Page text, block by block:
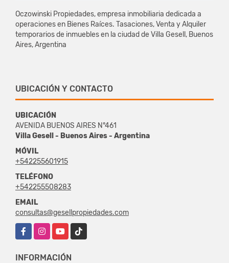
Oczowinski Propiedades, empresa inmobiliaria dedicada a
operaciones en Bienes Raíces. Tasaciones, Venta y Alquiler
temporarios de inmuebles en la ciudad de Villa Gesell, Buenos
Aires, Argentina
UBICACIÓN Y CONTACTO
UBICACIÓN
AVENIDA BUENOS AIRES N°461
Villa Gesell - Buenos Aires - Argentina
MÓVIL
+542255601915
TELÉFONO
+542255508283
EMAIL
consultas@gesellpropiedades.com
FacebookInstagramYouTubeTikTok
INFORMACIÓN